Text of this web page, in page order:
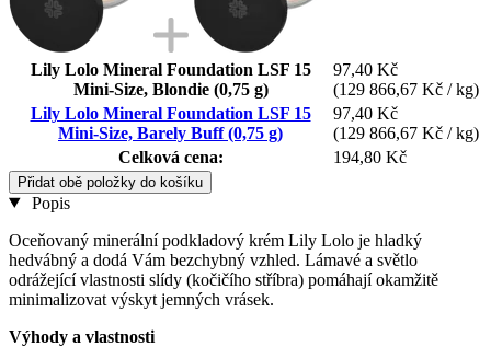
Lily Lolo Mineral Foundation LSF 15
Mini-Size, Blondie (0,75 g)
97,40 Kč
(129 866,67 Kč / kg)
Lily Lolo Mineral Foundation LSF 15
Mini-Size, Barely Buff (0,75 g)
97,40 Kč
(129 866,67 Kč / kg)
Celková cena:
194,80 Kč
Přidat obě položky do košíku
Popis
Oceňovaný minerální podkladový krém Lily Lolo je hladký
hedvábný a dodá Vám bezchybný vzhled. Lámavé a světlo
odrážející vlastnosti slídy (kočičího stříbra) pomáhají okamžitě
minimalizovat výskyt jemných vrásek.
Výhody a vlastnosti